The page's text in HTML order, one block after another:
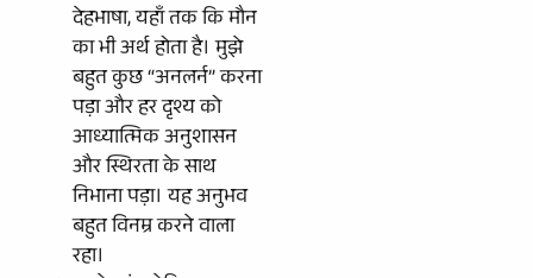
देहभाषा, यहाँ तक कि मौन
का भी अर्थ होता है। मुझे
बहुत कुछ “अनलर्न” करना
पड़ा और हर दृश्य को
आध्यात्मिक अनुशासन
और स्थिरता के साथ
निभाना पड़ा। यह अनुभव
बहुत विनम्र करने वाला
रहा।